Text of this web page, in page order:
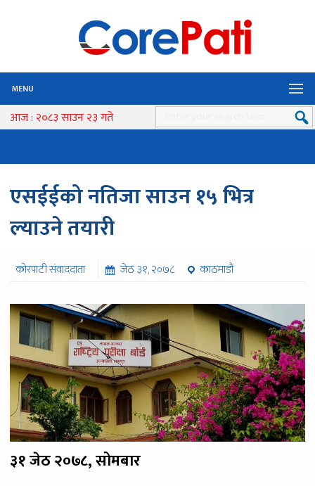
MENU
आज : २०८३ साउन २३ गते
एसईईको नतिजा साउन १५ भित्र
ल्याउने तयारी
कोरपाटी संवाददाता जेठ ३१, २०७८
काठमाडौं
३१ जेठ २०७८, सोमबार